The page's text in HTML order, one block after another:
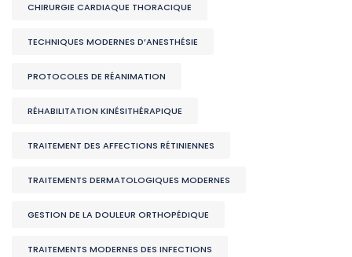
CHIRURGIE CARDIAQUE THORACIQUE
TECHNIQUES MODERNES D’ANESTHÉSIE
PROTOCOLES DE RÉANIMATION
RÉHABILITATION KINÉSITHÉRAPIQUE
TRAITEMENT DES AFFECTIONS RÉTINIENNES
TRAITEMENTS DERMATOLOGIQUES MODERNES
GESTION DE LA DOULEUR ORTHOPÉDIQUE
TRAITEMENTS MODERNES DES INFECTIONS